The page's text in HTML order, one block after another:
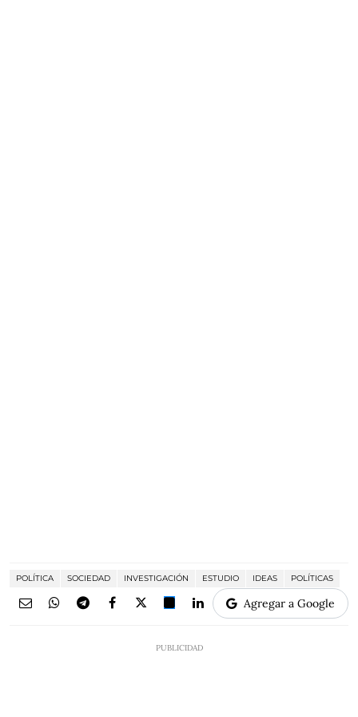
POLÍTICA SOCIEDAD INVESTIGACIÓN ESTUDIO IDEAS POLÍTICAS
Agregar a Google